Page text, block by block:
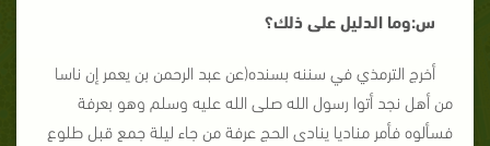
س:وما الدليل على ذلك؟
أخرج الترمذي في سننه بسنده(عن عبد الرحمن بن يعمر إن ناسا
من أهل نجد أتوا رسول الله صلى الله عليه وسلم وهو بعرفة
فسألوه فأمر مناديا ينادى الحج عرفة من جاء ليلة جمع قبل طلوع